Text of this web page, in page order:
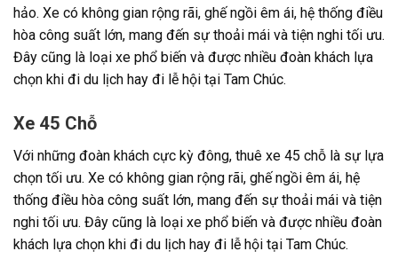
hảo. Xe có không gian rộng rãi, ghế ngồi êm ái, hệ thống điều
hòa công suất lớn, mang đến sự thoải mái và tiện nghi tối ưu.
Đây cũng là loại xe phổ biến và được nhiều đoàn khách lựa
chọn khi đi du lịch hay đi lễ hội tại Tam Chúc.
Xe 45 Chỗ
Với những đoàn khách cực kỳ đông, thuê xe 45 chỗ là sự lựa
chọn tối ưu. Xe có không gian rộng rãi, ghế ngồi êm ái, hệ
thống điều hòa công suất lớn, mang đến sự thoải mái và tiện
nghi tối ưu. Đây cũng là loại xe phổ biến và được nhiều đoàn
khách lựa chọn khi đi du lịch hay đi lễ hội tại Tam Chúc.